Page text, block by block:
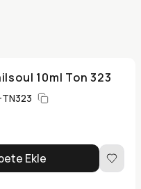
10ml Ton 323
TN323
Ekle